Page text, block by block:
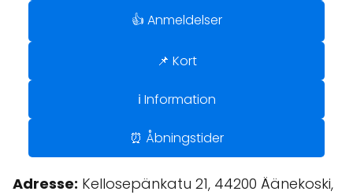
👍 Anmeldelser
📌 Kort
ℹ️ Information
⏰ Åbningstider
Adresse: Kellosepänkatu 21, 44200 Äänekoski,